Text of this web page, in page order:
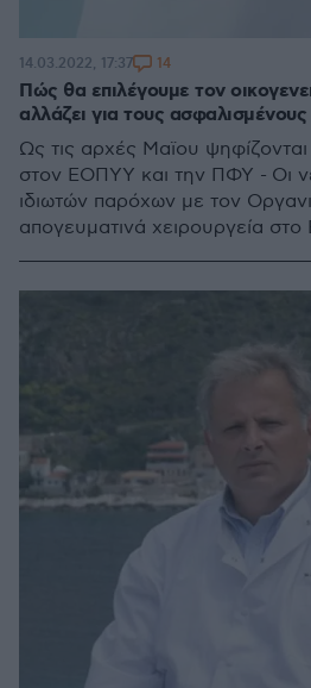
Πώς θα επιλέγουμε τον
αλλάζει για τους
Ως τις αρχές Μαϊου ψηφίζονται
στον ΕΟΠΥΥ και την ΠΦΥ - Οι
ιδιωτών παρόχων με τον
απογευματινά χειρουργεία
14.03.2022, 17:37 14